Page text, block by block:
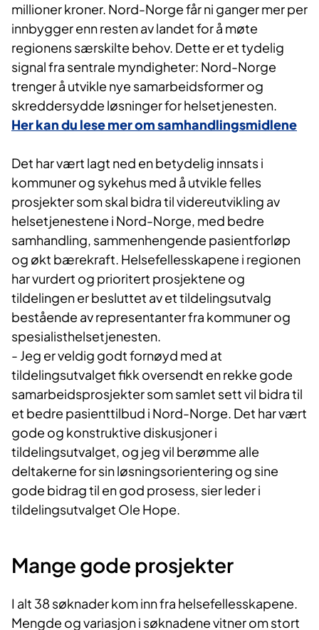
millioner kroner. Nord-Norge får ni ganger mer per
innbygger enn resten av landet for å møte
regionens særskilte behov. Dette er et tydelig
signal fra sentrale myndigheter: Nord-Norge
trenger å utvikle nye samarbeidsformer og
skreddersydde løsninger for helsetjenesten.
Her kan du lese mer om samhandlingsmidlene
Det har vært lagt ned en betydelig innsats i
kommuner og sykehus med å utvikle felles
prosjekter som skal bidra til videreutvikling av
helsetjenestene i Nord-Norge, med bedre
samhandling, sammenhengende pasientforløp
og økt bærekraft. Helsefellesskapene i regionen
har vurdert og prioritert prosjektene og
tildelingen er besluttet av et tildelingsutvalg
bestående av representanter fra kommuner og
spesialisthelsetjenesten.
- Jeg er veldig godt fornøyd med at
tildelingsutvalget fikk oversendt en rekke gode
samarbeidsprosjekter som samlet sett vil bidra til
et bedre pasienttilbud i Nord-Norge. Det har vært
gode og konstruktive diskusjoner i
tildelingsutvalget, og jeg vil berømme alle
deltakerne for sin løsningsorientering og sine
gode bidrag til en god prosess, sier leder i
tildelingsutvalget Ole Hope.
Mange gode prosjekter
I alt 38 søknader kom inn fra helsefellesskapene.
Mengde og variasjon i søknadene vitner om stort